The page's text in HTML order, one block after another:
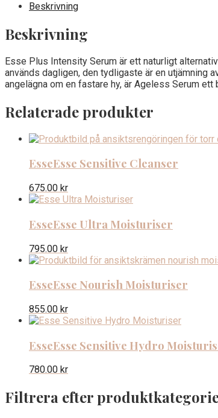
Beskrivning
Beskrivning
Esse Plus Intensity Serum är ett naturligt
används dagligen, den tydligaste är en utjämning
angelägna om en fastare hy, är Ageless Serum
Relaterade produkter
EsseEsse Sensitive Cleanser
675.00 kr
EsseEsse Ultra Moisturiser
795.00 kr
EsseEsse Nourish Moisturiser
855.00 kr
EsseEsse Sensitive Hydro
780.00 kr
Filtrera efter